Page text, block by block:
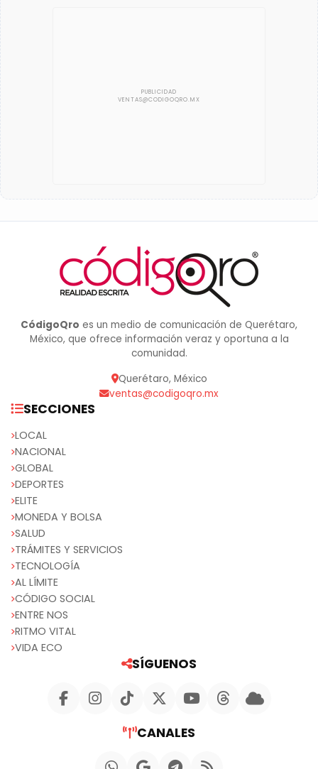
CódigoQro es un medio de comunicación de Querétaro,
México, que ofrece información veraz y oportuna a la
comunidad.
Querétaro, México
ventas@codigoqro.mx
SECCIONES
LOCAL
NACIONAL
GLOBAL
DEPORTES
ELITE
MONEDA Y BOLSA
SALUD
TRÁMITES Y SERVICIOS
TECNOLOGÍA
AL LÍMITE
CÓDIGO SOCIAL
ENTRE NOS
RITMO VITAL
VIDA ECO
SÍGUENOS
CANALES